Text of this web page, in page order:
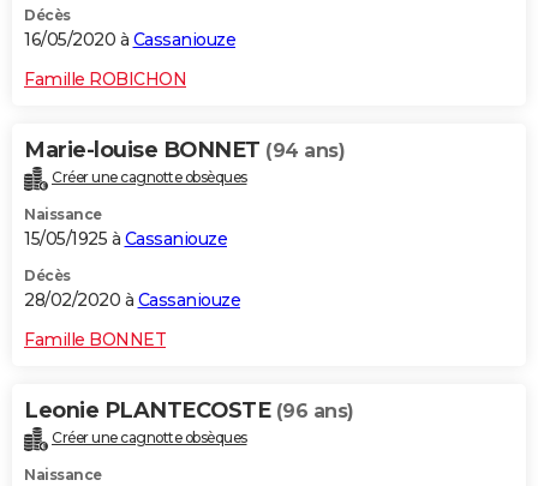
Décès
16/05/2020 à Cassaniouze
Famille ROBICHON
Marie-louise BONNET (94 ans)
Créer une cagnotte obsèques
Naissance
15/05/1925 à Cassaniouze
Décès
28/02/2020 à Cassaniouze
Famille BONNET
Leonie PLANTECOSTE (96 ans)
Créer une cagnotte obsèques
Naissance